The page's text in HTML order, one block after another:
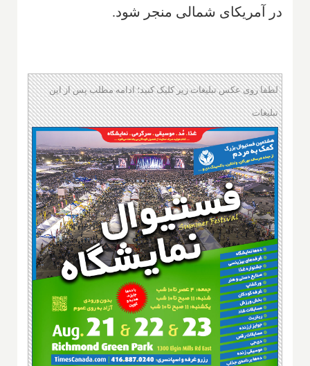
در آمریکای شمالی منجر شود.
لطفا روی عکس تبلیغات زیر کلیک کنید؛ ادامه مطلب پس از این
تبلیغات